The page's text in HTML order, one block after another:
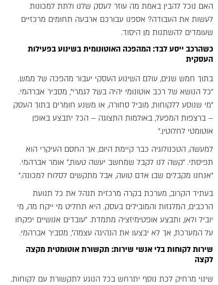
האם נוכל להבין באמת מה עוזר לעסק שלנו ולתת למכונות
לעשות את העבודה? אספנו עבורכם ארבעה תחומים מרכזיים
שעומדים להשתנות מן היסוד.
כשהרכב ייסע לבד: המהפכה האוטונומית בשינוע בפעילות
העסקית
בתוך חמש שנים, עולם השינוע העסקי יעבור מהפכה של ממש.
"כל הנושא של רכב אוטונומי יהיה בשל לגמרי", מסביר אברהמי.
"מי שנוסע ללקוחות, מוביל סחורה, או משנע חומרים בתוך העסק
– ברצפות המפעל, באולמות התצוגה – הכל יתבצע באופן
אוטומטי לחלוטין."
למעשה, הטכנולוגיה כבר קיימת היום, אך החסם העיקרי הוא
תפיסתי. "קשה לנו לקבל שמחשב יעשה טעות," אומר אברהמי.
"אנחנו מקבלים שבן אדם טועה, אבל מתקשים לסלוח למכונה."
בעתיד הקרוב, מערכת בקרה מרכזית תנהל את כל תנועת
הרכבים, המלגזות והמובילים בעסק. היא תחליט מי ייקח מה, מי
יוביל ולאן, ותבצע אופטימיזציה מתמדת. "עובדים אנושיים יפקחו
על המערכת, אך לא יבצעו את הנהיגה עצמה", מסביר אברהמי.
שירות לקוחות בלי אנשי שירות: תקשורת אוטומטית מקצה
לקצה
שינוי מרחיק לכת נוסף יתרחש בכל הנוגע לתקשורת עם לקוחות.